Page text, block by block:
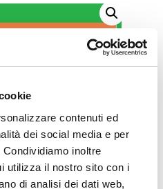
contenuti ed
dei social media e per
inoltre
utilizza il nostro sito con i
di analisi dei dati web,